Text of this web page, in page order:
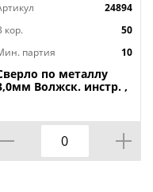
24894
кор.
50
партия
10
по металлу
Волжск. инстр. ,